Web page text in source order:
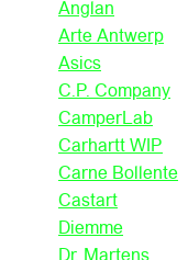
Anglan
Arte Antwerp
Asics
C.P. Company
CamperLab
Carhartt WIP
Carne Bollente
Castart
Diemme